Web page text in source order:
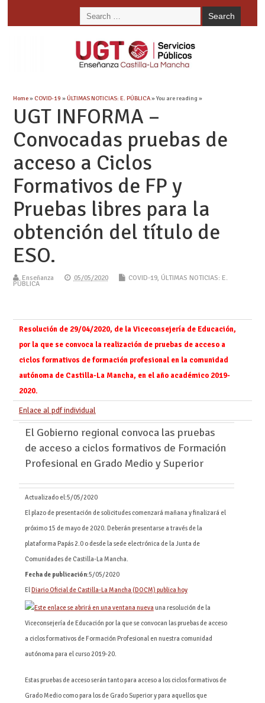
Home» COVID-19 »ÚLTIMAS NOTICIAS: E. PÚBLICA» You are reading »
UGT INFORMA –
Convocadas pruebas de
acceso a Ciclos
Formativos de FP y
Pruebas libres para la
obtención del título de
ESO.
Enseñanza 05/05/2020 COVID-19, ÚLTIMAS NOTICIAS: E.
PÚBLICA
Resolución de 29/04/2020, de la Viceconsejería de Educación,
por la que se convoca la realización de pruebas de acceso a
ciclos formativos de formación profesional en la comunidad
autónoma de Castilla-La Mancha, en el año académico 2019-
2020.
Enlace al pdf individual
El Gobierno regional convoca las pruebas
de acceso a ciclos formativos de Formación
Profesional en Grado Medio y Superior
Actualizado el:5/05/2020
El plazo de presentación de solicitudes comenzará mañana y finalizará el
próximo 15 de mayo de 2020. Deberán presentarse a través de la
plataforma Papás 2.0 o desde la sede electrónica de la Junta de
Comunidades de Castilla-La Mancha.
Fecha de publicación:5/05/2020
ElDiario Oficial de Castilla-La Mancha (DOCM) publica hoy
una resolución de la
Viceconsejería de Educación por la que se convocan las pruebas de acceso
a ciclos formativos de Formación Profesional en nuestra comunidad
autónoma para el curso 2019-20.
Estas pruebas de acceso serán tanto para acceso a los ciclos formativos de
Grado Medio como para los de Grado Superior y para aquellos que